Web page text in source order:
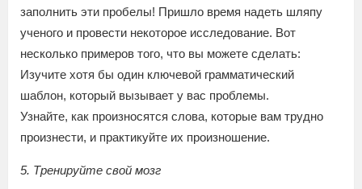
заполнить эти пробелы! Пришло время надеть шляпу
ученого и провести некоторое исследование. Вот
несколько примеров того, что вы можете сделать:
Изучите хотя бы один ключевой грамматический
шаблон, который вызывает у вас проблемы.
Узнайте, как произносятся слова, которые вам трудно
произнести, и практикуйте их произношение.
5. Тренируйте свой мозг